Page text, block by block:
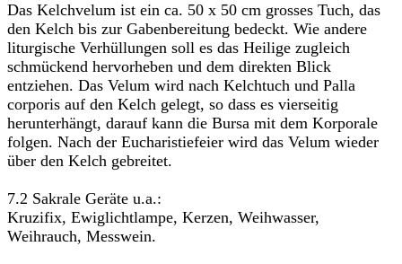
Das Kelchvelum ist ein ca. 50 x 50 cm grosses Tuch, das
den Kelch bis zur Gabenbereitung bedeckt. Wie andere
liturgische Verhüllungen soll es das Heilige zugleich
schmückend hervorheben und dem direkten Blick
entziehen. Das Velum wird nach Kelchtuch und Palla
corporis auf den Kelch gelegt, so dass es vierseitig
herunterhängt, darauf kann die Bursa mit dem Korporale
folgen. Nach der Eucharistiefeier wird das Velum wieder
über den Kelch gebreitet.
7.2 Sakrale Geräte u.a.:
Kruzifix, Ewiglichtlampe, Kerzen, Weihwasser,
Weihrauch, Messwein.